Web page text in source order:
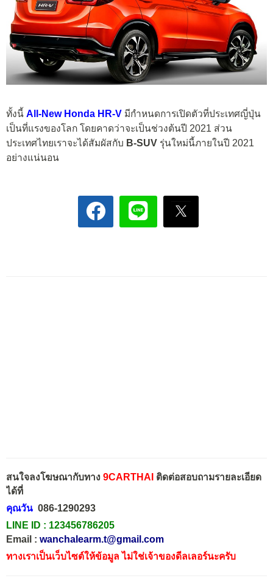
ทั้งนี้ All-New Honda HR-V มีกำหนดการเปิดตัวที่ประเทศญี่ปุ่น
เป็นที่แรงของโลก โดยคาดว่าจะเป็นช่วงต้นปี 2021 ส่วน
ประเทศไทยเราจะได้สัมผัสกับ B-SUV รุ่นใหม่นี้ภายในปี 2021
อย่างแน่นอน
สนใจลงโฆษณากับทาง 9CARTHAI ติดต่อสอบถามรายละเอียด
ได้ที่
คุณวัน 086-1290293
LINE ID : 123456786205
Email : wanchalearm.t@gmail.com
ทางเราเป็นเว็บไซต์ให้ข้อมูล ไม่ใช่เจ้าของดีลเลอร์นะครับ